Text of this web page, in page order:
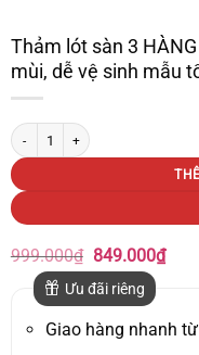
Thảm lót sàn 3
mùi, dễ vệ sinh mẫu
Thảm lót sàn 3 HÀNG GHẾ
999.000₫ Giá
gốc
là:
999.000₫.
849.000₫Giá
Ưu đãi riêng
Giao hàng nhanh